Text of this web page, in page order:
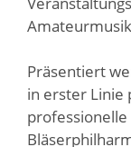
Präsentiert
in erster Linie
professionelle